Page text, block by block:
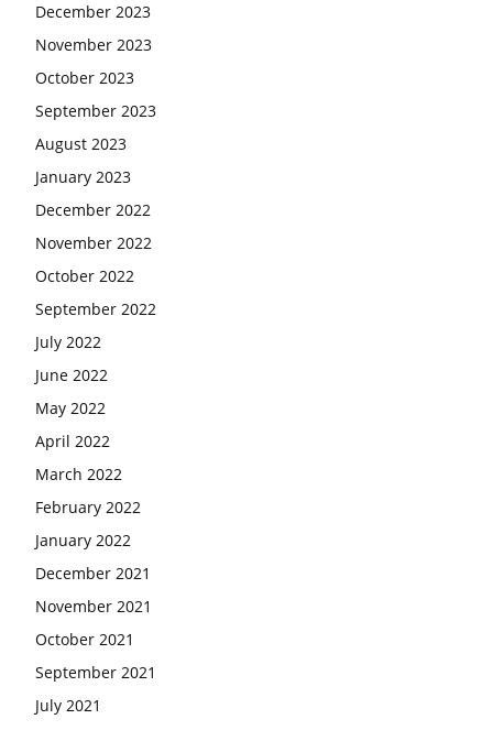
December 2023
November 2023
October 2023
September 2023
August 2023
January 2023
December 2022
November 2022
October 2022
September 2022
July 2022
June 2022
May 2022
April 2022
March 2022
February 2022
January 2022
December 2021
November 2021
October 2021
September 2021
July 2021